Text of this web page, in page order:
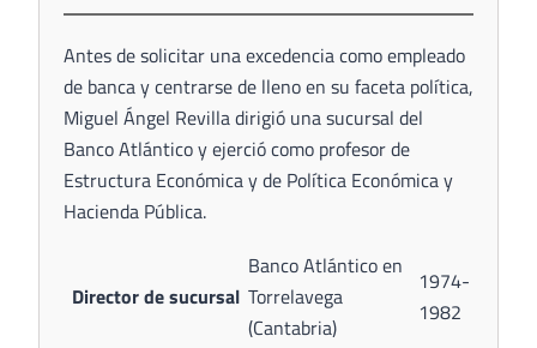
Antes de solicitar una excedencia como empleado
de banca y centrarse de lleno en su faceta política,
Miguel Ángel Revilla dirigió una sucursal del
Banco Atlántico y ejerció como profesor de
Estructura Económica y de Política Económica y
Hacienda Pública.
Director de sucursal
Banco Atlántico en
Torrelavega
(Cantabria)
1974-
1982